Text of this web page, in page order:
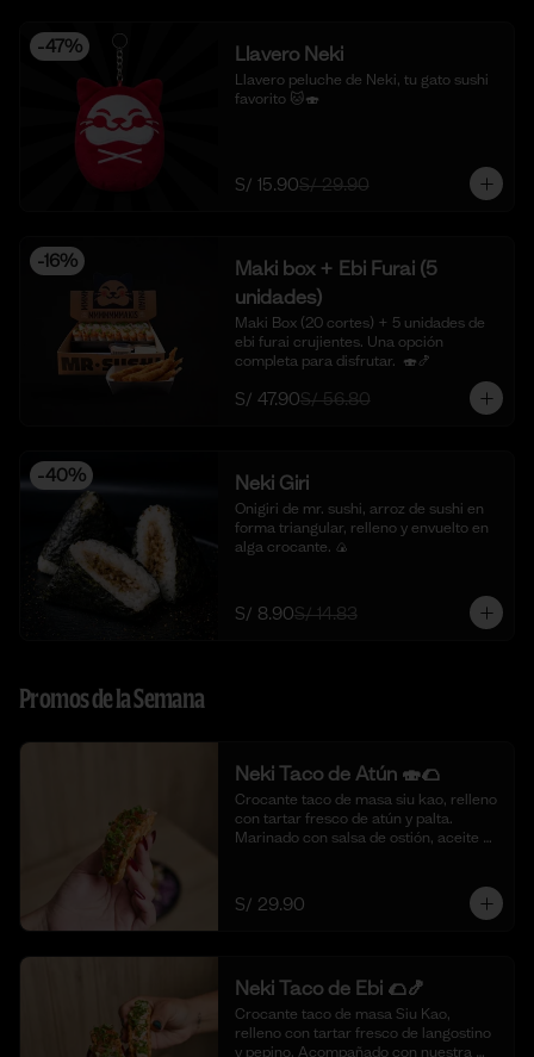
-47% Llavero Neki
Llavero peluche de Neki, tu gato sushi
favorito 🐱🍣
S/ 15.90S/ 29.90
-16%
Maki box + Ebi Furai (5
unidades)
Maki Box (20 cortes) + 5 unidades de
ebi furai crujientes. Una opción
completa para disfrutar.  🍣🍤
S/ 47.90S/ 56.80
-40% Neki Giri
Onigiri de mr. sushi, arroz de sushi en
forma triangular, relleno y envuelto en
alga crocante. 🍙
S/ 8.90S/ 14.83
Promos de la Semana
Neki Taco de Atún 🍣🌮
Crocante taco de masa siu kao, relleno
con tartar fresco de atún y palta.
Marinado con salsa de ostión, aceite de
S/ 29.90
Neki Taco de Ebi 🌮🍤
Crocante taco de masa Siu Kao,
relleno con tartar fresco de langostino
y pepino. Acompañado con nuestra